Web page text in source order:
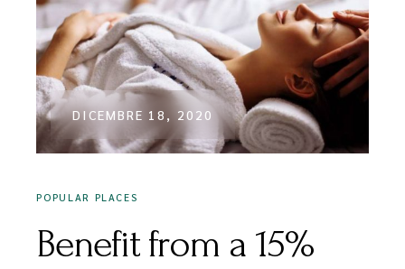
DICEMBRE 18, 2020
POPULAR PLACES
Benefit from a 15%